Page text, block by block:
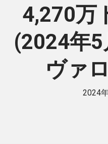
4,270万
(2024年
ヴァ
2024